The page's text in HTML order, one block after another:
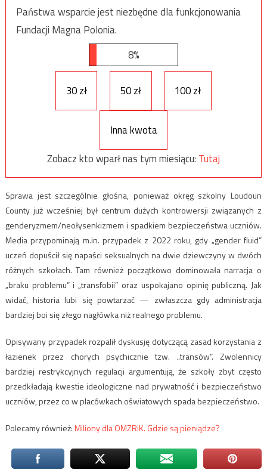
Państwa wsparcie jest niezbędne dla funkcjonowania
Fundacji Magna Polonia.
8%
30 zł 50 zł 100 zł
Inna kwota
Zobacz kto wparł nas tym miesiącu: Tutaj
Sprawa jest szczególnie głośna, ponieważ okręg szkolny Loudoun
County już wcześniej był centrum dużych kontrowersji związanych z
genderyzmem/neołysenkizmem i spadkiem bezpieczeństwa uczniów.
Media przypominają m.in. przypadek z 2022 roku, gdy „gender fluid”
uczeń dopuścił się napaści seksualnych na dwie dziewczyny w dwóch
różnych szkołach. Tam również początkowo dominowała narracja o
„braku problemu” i „transfobii” oraz uspokajano opinię publiczną. Jak
widać, historia lubi się powtarzać — zwłaszcza gdy administracja
bardziej boi się złego nagłówka niż realnego problemu.
Opisywany przypadek rozpalił dyskusję dotyczącą zasad korzystania z
łazienek przez chorych psychicznie tzw. „transów”. Zwolennicy
bardziej restrykcyjnych regulacji argumentują, że szkoły zbyt często
przedkładają kwestie ideologiczne nad prywatność i bezpieczeństwo
uczniów, przez co w placówkach oświatowych spada bezpieczeństwo.
Polecamy również:Miliony dla OMZRiK. Gdzie są pieniądze?